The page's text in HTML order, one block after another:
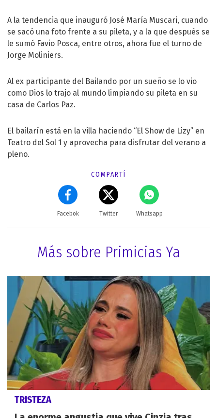
A la tendencia que inauguró José María Muscari, cuando
se sacó una foto frente a su pileta, y a la que después se
le sumó Favio Posca, entre otros, ahora fue el turno de
Jorge Moliniers.
Al ex participante del Bailando por un sueño se lo vio
como Dios lo trajo al mundo limpiando su pileta en su
casa de Carlos Paz.
El bailarín está en la villa haciendo “El Show de Lizy” en
Teatro del Sol 1 y aprovecha para disfrutar del verano a
pleno.
COMPARTÍ
Facebok Twitter Whatsapp
Más sobre Primicias Ya
TRISTEZA